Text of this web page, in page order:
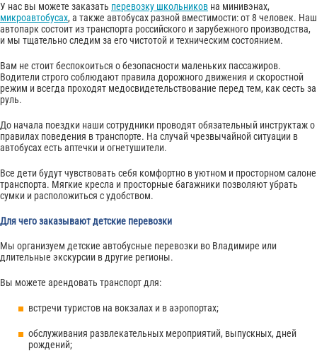
У нас вы можете заказать перевозку школьников на минивэнах,
микроавтобусах, а также автобусах разной вместимости: от 8 человек. Наш
автопарк состоит из транспорта российского и зарубежного производства,
и мы тщательно следим за его чистотой и техническим состоянием.
Вам не стоит беспокоиться о безопасности маленьких пассажиров.
Водители строго соблюдают правила дорожного движения и скоростной
режим и всегда проходят медосвидетельствование перед тем, как сесть за
руль.
До начала поездки наши сотрудники проводят обязательный инструктаж о
правилах поведения в транспорте. На случай чрезвычайной ситуации в
автобусах есть аптечки и огнетушители.
Все дети будут чувствовать себя комфортно в уютном и просторном салоне
транспорта. Мягкие кресла и просторные багажники позволяют убрать
сумки и расположиться с удобством.
Для чего заказывают детские перевозки
Мы организуем детские автобусные перевозки во Владимире или
длительные экскурсии в другие регионы.
Вы можете арендовать транспорт для:
встречи туристов на вокзалах и в аэропортах;
обслуживания развлекательных мероприятий, выпускных, дней
рождений;